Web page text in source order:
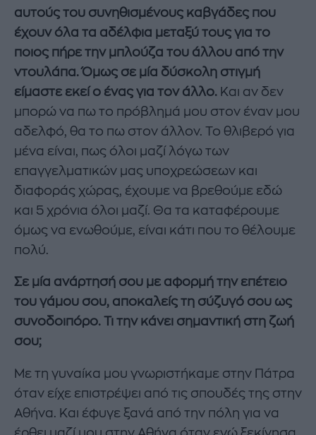
αυτούς του συνηθισμένους καβγάδες που
έχουν όλα τα αδέλφια μεταξύ τους για το
ποιος πήρε την μπλούζα του άλλου από την
ντουλάπα. Όμως σε μία δύσκολη στιγμή
είμαστε εκεί ο ένας για τον άλλο. Και αν δεν
μπορώ να πω το πρόβλημά μου στον έναν μου
αδελφό, θα το πω στον άλλον. Το θλιβερό για
μένα είναι, πως όλοι μαζί λόγω των
επαγγελματικών μας υποχρεώσεων και
διαφοράς χώρας, έχουμε να βρεθούμε εδώ
και 5 χρόνια όλοι μαζί. Θα τα καταφέρουμε
όμως να ενωθούμε, είναι κάτι που το θέλουμε
πολύ.
Σε μία ανάρτησή σου με αφορμή την επέτειο
του γάμου σου, αποκαλείς τη σύζυγό σου ως
συνοδοιπόρο. Τι την κάνει σημαντική στη ζωή
σου;
Με τη γυναίκα μου γνωριστήκαμε στην Πάτρα
όταν είχε επιστρέψει από τις σπουδές της στην
Αθήνα. Και έφυγε ξανά από την πόλη για να